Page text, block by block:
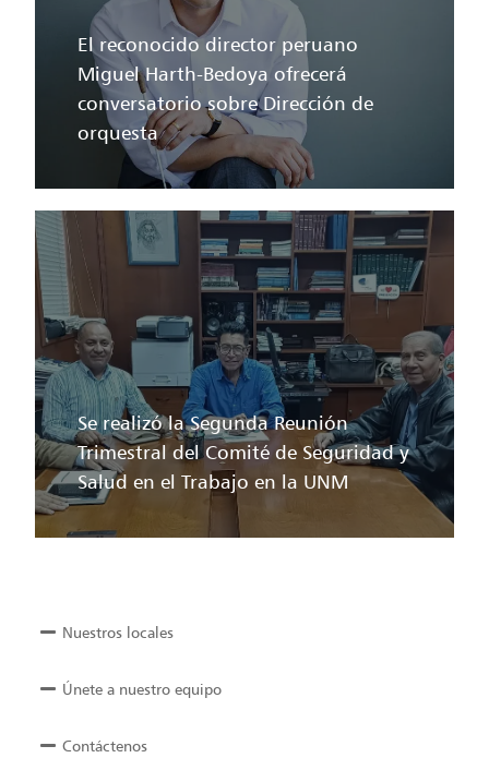
El reconocido director peruano
Miguel Harth-Bedoya ofrecerá
conversatorio sobre Dirección de
orquesta
Se realizó la Segunda Reunión
Trimestral del Comité de Seguridad y
Salud en el Trabajo en la UNM
Nuestros locales
Únete a nuestro equipo
Contáctenos